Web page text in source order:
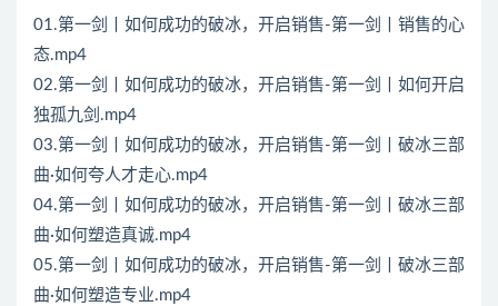
01.第一剑丨如何成功的破冰，开启销售-第一剑丨销售的心
态.mp4
02.第一剑丨如何成功的破冰，开启销售-第一剑丨如何开启
独孤九剑.mp4
03.第一剑丨如何成功的破冰，开启销售-第一剑丨破冰三部
曲·如何夸人才走心.mp4
04.第一剑丨如何成功的破冰，开启销售-第一剑丨破冰三部
曲·如何塑造真诚.mp4
05.第一剑丨如何成功的破冰，开启销售-第一剑丨破冰三部
曲·如何塑造专业.mp4